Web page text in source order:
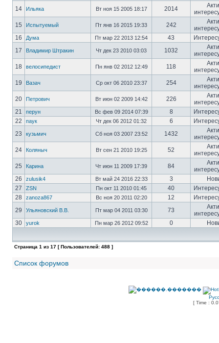
14
Ильяка Вт ноя 15 2005 18:17 2014
15
Испытуемый Пт янв 16 2015 19:33 242
16
Дума Пт мар 22 2013 12:54 43
17
Владимир Штракин Чт дек 23 2010 03:03 1032
18
велосипедист Пн янв 02 2012 12:49 118
19
Вазач Ср окт 06 2010 23:37 254
20
Петрович Вт июн 02 2009 14:42 226
21
перун Вс фев 09 2014 07:39 8
22
паук Чт дек 06 2012 01:32 6
23
кузьмич Сб ноя 03 2007 23:52 1432
24
Коляныч Вт сен 21 2010 19:25 52
25
Карина Чт июн 11 2009 17:39 84
26
zulusik4 Вт май 24 2016 22:33 3
27
ZSN Пн окт 11 2010 01:45 40
28
zanoza867 Вс ноя 20 2011 02:20 12
29
Ульяновский В.В. Пт мар 04 2011 03:30 73
30
yurok Пн мар 26 2012 09:52 0
Страница 1 из 17 [ Пользователей: 488 ]
Список форумов
[ Time :